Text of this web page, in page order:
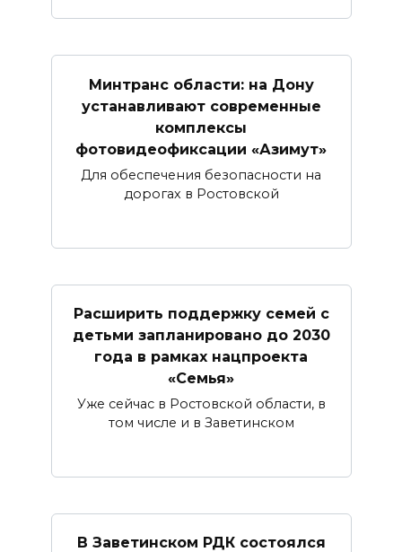
Минтранс области: на Дону
устанавливают современные
комплексы
фотовидеофиксации «Азимут»
Для обеспечения безопасности на
дорогах в Ростовской
Расширить поддержку семей с
детьми запланировано до 2030
года в рамках нацпроекта
«Семья»
Уже сейчас в Ростовской области, в
том числе и в Заветинском
В Заветинском РДК состоялся